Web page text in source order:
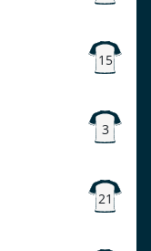
15
3
21